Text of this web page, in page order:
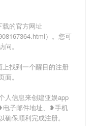
的官方网址
）。您可
。
找到一个醒目的注册
。
人信息来创建亚娱app
子邮件地址、❥手机
保顺利完成注册。